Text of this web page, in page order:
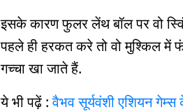
फुल
इसके कारण फुलर लेंथ बॉल पर वो
पहले ही हरकत करे तो वो मुश्किल में
गच्चा खा जाते हैं.
ये भी पढ़ें :वैभव सूर्यवंशी एश‍ियन गेम्स